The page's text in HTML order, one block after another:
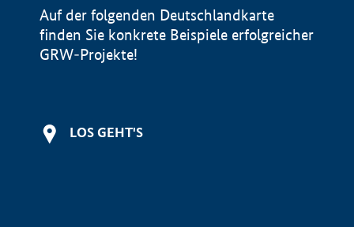
Auf der folgenden Deutschlandkarte
finden Sie konkrete Beispiele erfolgreicher
GRW-Projekte!
LOS GEHT'S